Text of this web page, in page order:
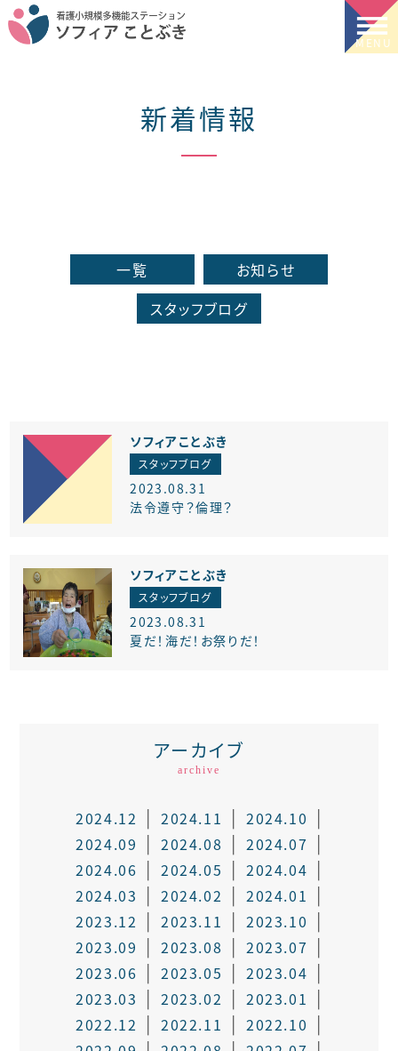
新着情報
一覧
お知らせ
スタッフブログ
ソフィアことぶき
スタッフブログ
2023.08.31
法令遵守？倫理？
ソフィアことぶき
スタッフブログ
2023.08.31
夏だ！海だ！お祭りだ！
アーカイブ
archive
2024.12 2024.11
2024.10
2024.09
2024.08
2024.07
2024.06
2024.05
2024.04
2024.03
2024.02
2024.01
2023.12
2023.11
2023.10
2023.09
2023.08
2023.07
2023.06
2023.05
2023.04
2023.03
2023.02
2023.01
2022.12
2022.11
2022.10